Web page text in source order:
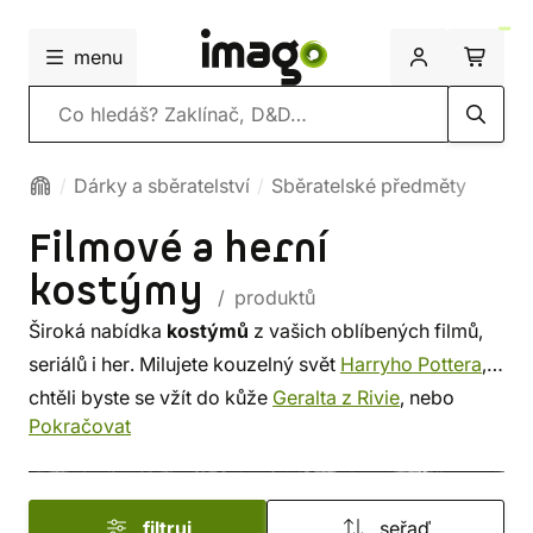
menu
Vyhledávání
Dárky a sběratelství Sběratelské předměty
Filmové a herní
kostýmy
/ produktů
Široká nabídka kostýmů z vašich oblíbených filmů,
seriálů i her. Milujete kouzelný svět Harryho Pottera,
chtěli byste se vžít do kůže Geralta z Rivie, nebo
putovat předalekou galaxií
blýsknout dokonalým Halloweenským kostýmem?
Pokračovat
filtruj seřaď